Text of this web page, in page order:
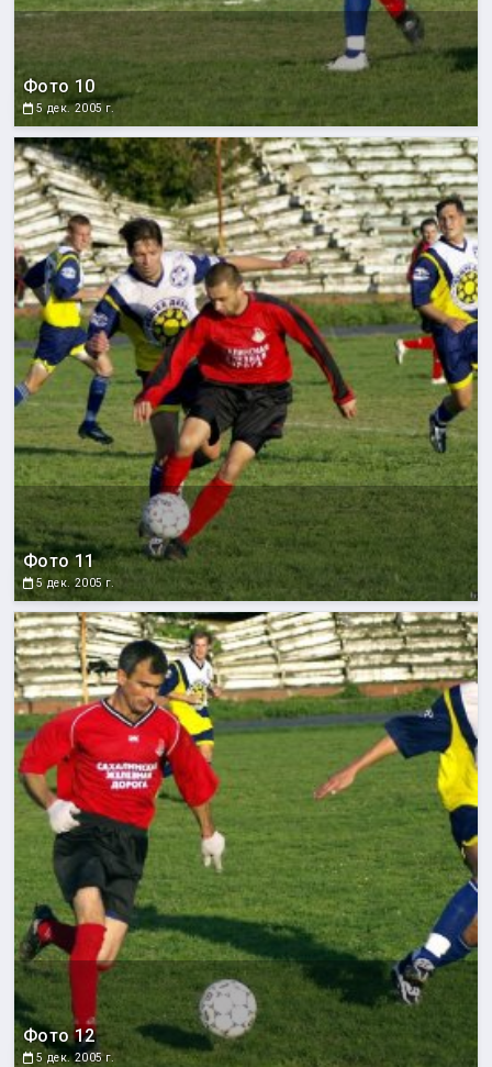
Фото 10
5 дек. 2005 г.
Фото 11
5 дек. 2005 г.
Фото 12
5 дек. 2005 г.